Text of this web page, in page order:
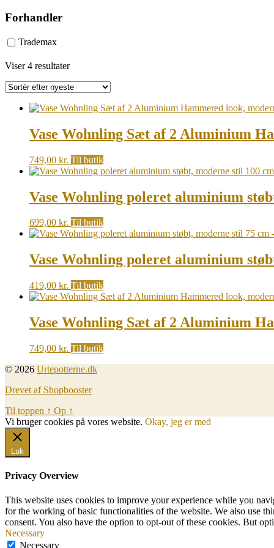
Forhandler
Trademax
Viser 4 resultaterSorted
latest
Vase Wohnling Sæt af 2 Aluminium
749,00 kr. Til butik
Vase Wohnling poleret aluminium
699,00 kr. Til butik
Vase Wohnling poleret aluminium
419,00 kr. Til butik
Vase Wohnling Sæt af 2 Aluminium
749,00 kr. Til butik
© 2026 Urtepotterne.dk
Drevet af Shopbooster
Til toppen ↑ Op ↑
Vi bruger cookies på vores website. Okay, jeg er med
Luk
Privacy Overview
This website uses cookies to improve your experience while you
for the working of basic functionalities of the website. We also use
consent. You also have the option to opt-out of these cookies. But
Necessary
Necessary